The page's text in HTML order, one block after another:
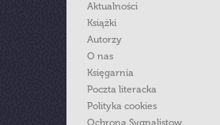
Aktualności
Książki
Autorzy
O nas
Księgarnia
Poczta literacka
Polityka cookies
Ochrona Sygnalistow